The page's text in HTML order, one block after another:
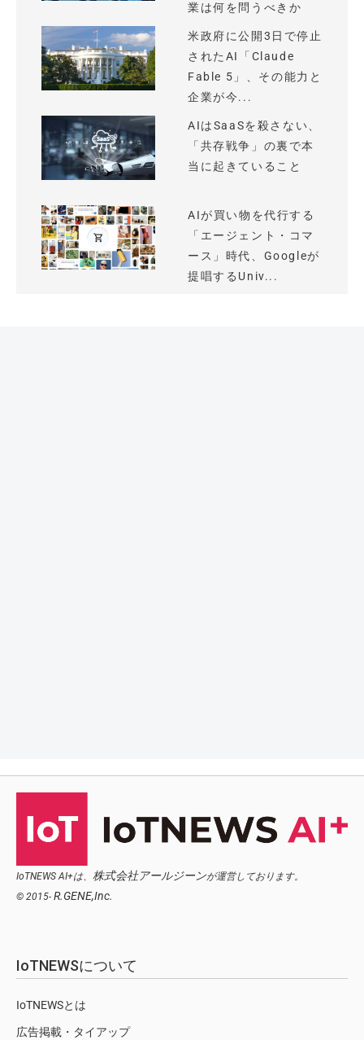
業は何を問うべきか
米政府に公開3日で停止
されたAI「Claude
Fable 5」、その能力と
企業が今...
AIはSaaSを殺さない、
「共存戦争」の裏で本
当に起きていること
AIが買い物を代行する
「エージェント・コマ
ース」時代、Googleが
提唱するUniv...
IoTNEWS AI+は、 株式会社アールジーンが運営しております。
© 2015- R.GENE,Inc.
IoTNEWSについて
IoTNEWSとは
広告掲載・タイアップ